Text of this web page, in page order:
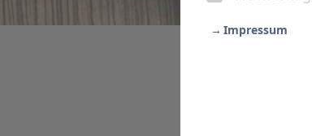
Impressum
Ursprünglich kam
sehr früh
In Mitteleuropa